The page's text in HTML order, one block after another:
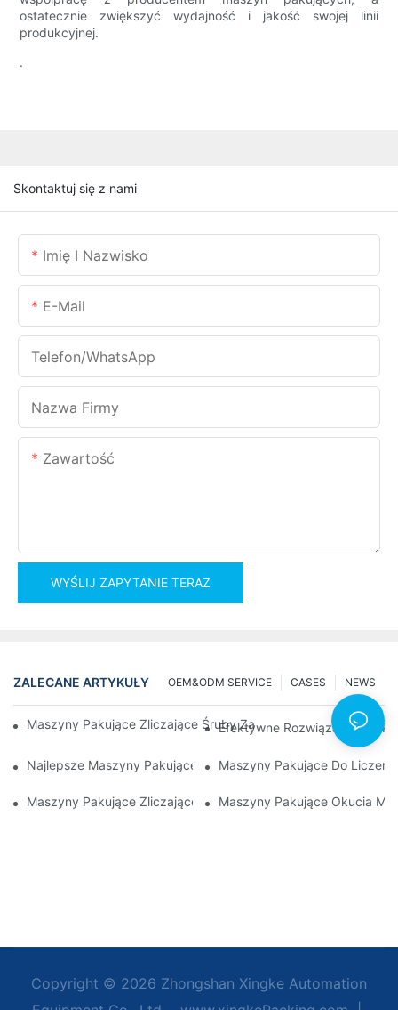
ostatecznie zwiększyć wydajność i jakość swojej linii
produkcyjnej.
.
Skontaktuj się z nami
Imię I Nazwisko
E-Mail
Telefon/WhatsApp
Nazwa Firmy
Zawartość
WYŚLIJ ZAPYTANIE TERAZ
ZALECANE ARTYKUŁY NEWS
CASES
OEM&ODM SERVICE
Maszyny Pakujące Zliczające Śruby Zapewniające
Efektywne Rozwiązania Dla
Najlepsze Maszyny Pakujące Sprzęt Dla Zapewnienia Spójnej
Maszyny Pakujące Do
Maszyny Pakujące Zliczające Śruby: Najlepsze Narzędzie Do
Maszyny Pakujące Okucia
Copyright © 2026 Zhongshan Xingke Automation